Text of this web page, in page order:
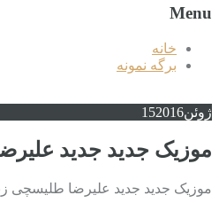
Menu
خانه
برگه نمونه
ژوئن 152016
موزیک جدید جديد
موزیک جدید جديد علیرضا طلیسچی